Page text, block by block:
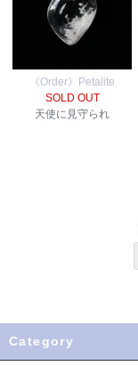
《Order》Petalite
SOLD OUT
天使に見守られ
Category